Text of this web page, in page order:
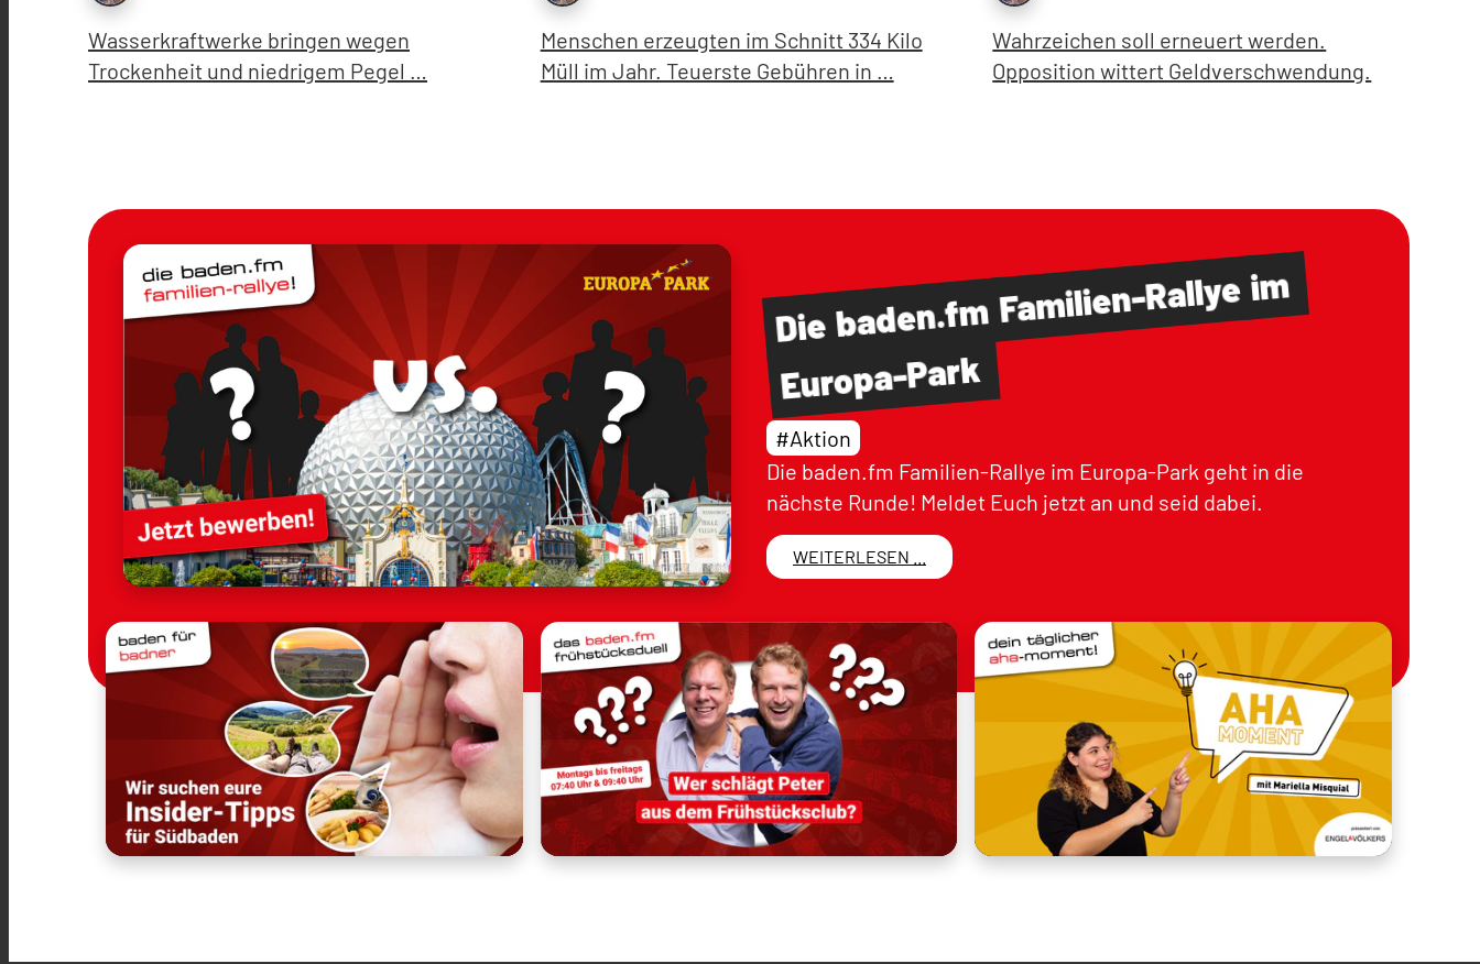
Wasserkraftwerke bringen wegen
Trockenheit und niedrigem Pegel …
Menschen erzeugten im Schnitt 334 Kilo
Müll im Jahr. Teuerste Gebühren in …
Wahrzeichen soll erneuert werden.
Opposition wittert Geldverschwendung.
Die baden.fmFamilien-Rallyeim
Europa-Park
#Aktion
Die baden.fm Familien-Rallye im Europa-Park geht in die
nächste Runde! Meldet Euch jetzt an und seid dabei.
WEITERLESEN ...